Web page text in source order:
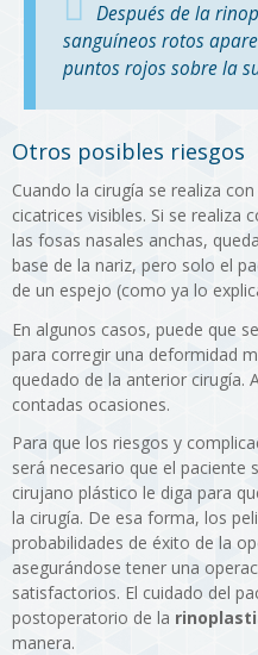
Después de la
sanguíneos rotos
puntos rojos sobre la
Otros posibles riesgos
Cuando la cirugía se realiza
cicatrices visibles. Si se realiza
las fosas nasales anchas,
base de la nariz, pero solo el
de un espejo (como ya lo
En algunos casos, puede que
para corregir una deformidad
quedado de la anterior cirugía.
contadas ocasiones.
Para que los riesgos y
será necesario que el paciente
cirujano plástico le diga para
la cirugía. De esa forma, los
probabilidades de éxito de la
asegurándose tener una
satisfactorios. El cuidado del
postoperatorio de la
manera.